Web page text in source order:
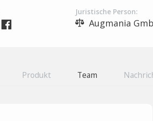
Juristische Person:
Augmania
Produkt Team